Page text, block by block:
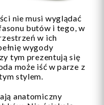
nie musi wyglądać
butów i tego, w
w ich
wygody
tym prezentują się
może iść w parze z
stylem.
anatomiczny